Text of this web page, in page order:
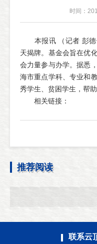
时间：
本报讯 （记者 彭德
天揭牌。基金会旨在优
会力量参与办学。据悉
海市重点学科、专业和
秀学生、贫困学生，帮
相关链接：
推荐阅读
联系云